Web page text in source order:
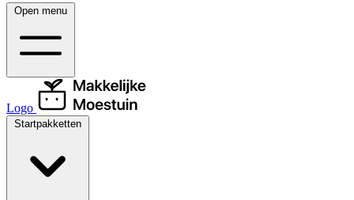
Open menu
Logo
Startpakketten